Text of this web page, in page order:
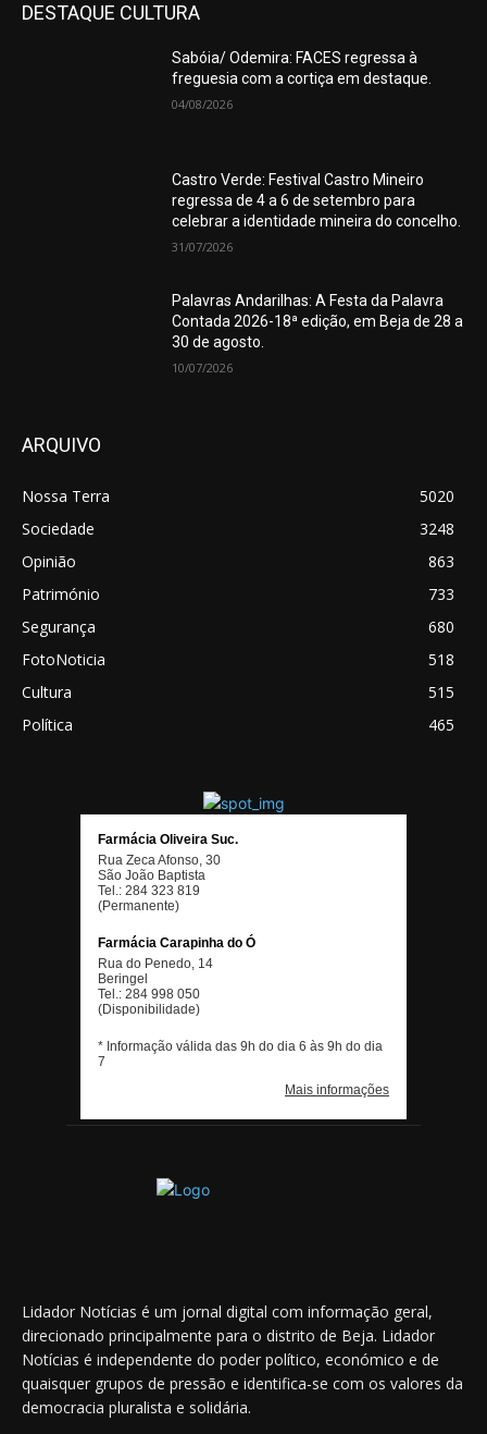
DESTAQUE CULTURA
Sabóia/ Odemira: FACES regressa à
freguesia com a cortiça em destaque.
04/08/2026
Castro Verde: Festival Castro Mineiro
regressa de 4 a 6 de setembro para
celebrar a identidade mineira do concelho.
31/07/2026
Palavras Andarilhas: A Festa da Palavra
Contada 2026-18ª edição, em Beja de 28 a
30 de agosto.
10/07/2026
ARQUIVO
Nossa Terra
5020
Sociedade
3248
Opinião
863
Património
733
Segurança
680
FotoNoticia
518
Cultura
515
Política
465
Lidador Notícias é um jornal digital com informação geral,
direcionado principalmente para o distrito de Beja. Lidador
Notícias é independente do poder político, económico e de
quaisquer grupos de pressão e identifica-se com os valores da
democracia pluralista e solidária.